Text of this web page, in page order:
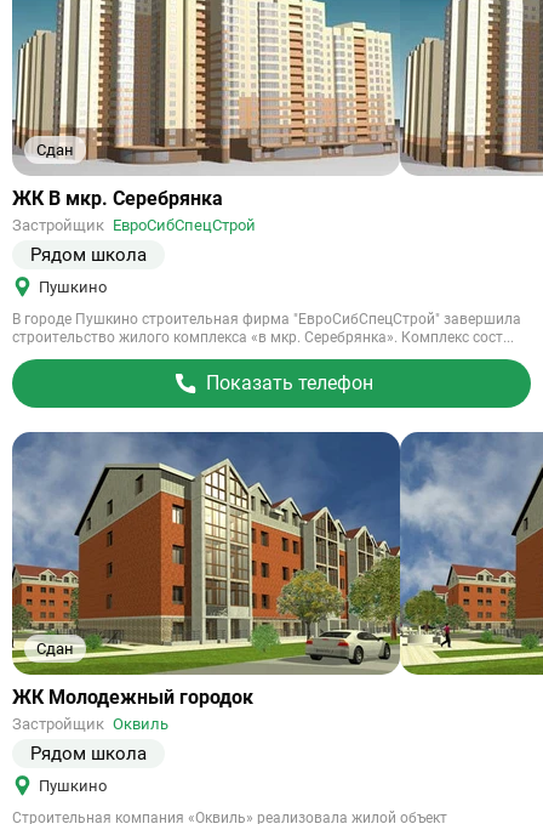
Сдан
Ссылка
объект
ЖК В мкр. Серебрянка
Застройщик ЕвроСибСпецСтрой
Рядом школа
Пушкино
В городе Пушкино строительная фирма "ЕвроСибСпецСтрой" завершила
строительство жилого комплекса «в мкр. Серебрянка». Комплекс сост...
Показать телефон
Сдан
Ссылка
объект
ЖК Молодежный городок
Застройщик Оквиль
Рядом школа
Пушкино
Строительная компания «Оквиль» реализовала жилой объект